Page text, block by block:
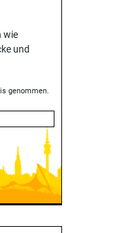
wie
und
genommen.